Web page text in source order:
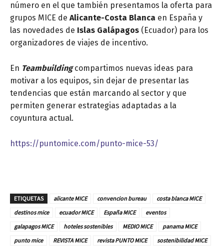
número en el que también presentamos la oferta para
grupos MICE de Alicante-Costa Blanca en España y
las novedades de Islas Galápagos (Ecuador) para los
organizadores de viajes de incentivo.
En Teambuildingcompartimos nuevas ideas para
motivar a los equipos, sin dejar de presentar las
tendencias que están marcando al sector y que
permiten generar estrategias adaptadas a la
coyuntura actual.
https://puntomice.com/punto-mice-53/
ETIQUETAS alicante MICE convencion bureau
costa blanca MICE
destinos mice
ecuador MICE España MICE
eventos
galapagos MICE
hoteles sostenibles MEDIO MICE
panama MICE
punto mice
REVISTA MICE revista PUNTO MICE
sostenibilidad MICE